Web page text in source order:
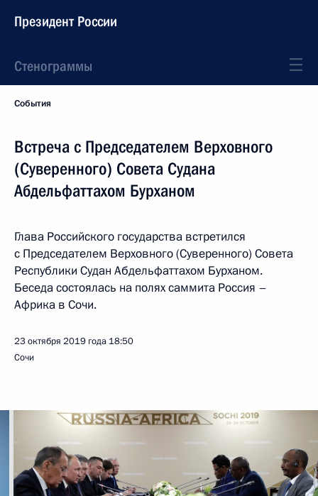
Президент России
Стенограммы
События
Встреча с Председателем Верховного
(Суверенного) Совета Судана
Абдельфаттахом Бурханом
Глава Российского государства встретился
с Председателем Верховного (Суверенного) Совета
Республики Судан Абдельфаттахом Бурханом.
Беседа состоялась на полях саммита Россия –
Африка в Сочи.
23 октября 2019 года 18:50
Сочи